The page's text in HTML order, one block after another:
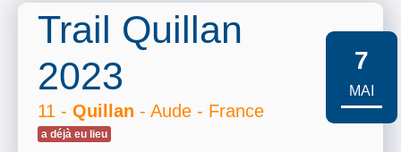
Trail Quillan
2023
11 - Quillan - Aude - France
a déjà eu lieu
7
MAI